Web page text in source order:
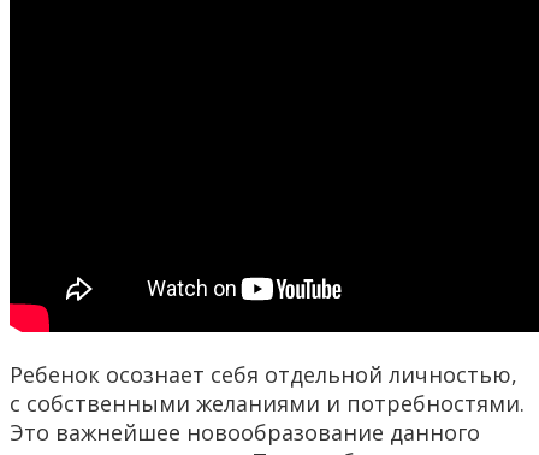
Ребенок осознает себя отдельной личностью,
с собственными желаниями и потребностями.
Это важнейшее новообразование данного